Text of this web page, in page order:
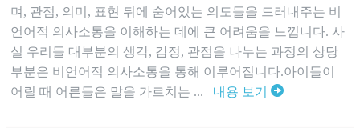
며, 관점, 의미, 표현 뒤에 숨어있는 의도들을 드러내주는 비
언어적 의사소통을 이해하는 데에 큰 어려움을 느낍니다. 사
실 우리들 대부분의 생각, 감정, 관점을 나누는 과정의 상당
부분은 비언어적 의사소통을 통해 이루어집니다.아이들이
어릴 때 어른들은 말을 가르치는 ... 내용 보기